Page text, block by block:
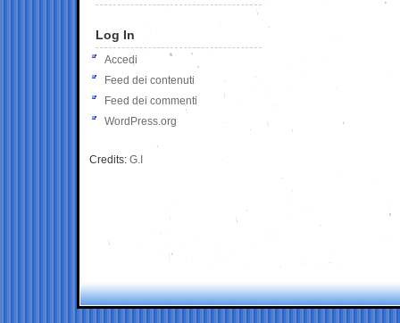
Log In
Accedi
Feed dei contenuti
Feed dei commenti
WordPress.org
Credits: G.I